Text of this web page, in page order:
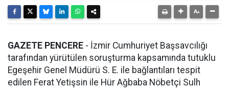
GAZETE PENCERE - İzmir Cumhuriyet Başsavcılığı
tarafından yürütülen soruşturma kapsamında tutuklu
Egeşehir Genel Müdürü S. E. ile bağlantıları tespit
edilen Ferat Yetişsin ile Hür Ağbaba Nöbetçi Sulh